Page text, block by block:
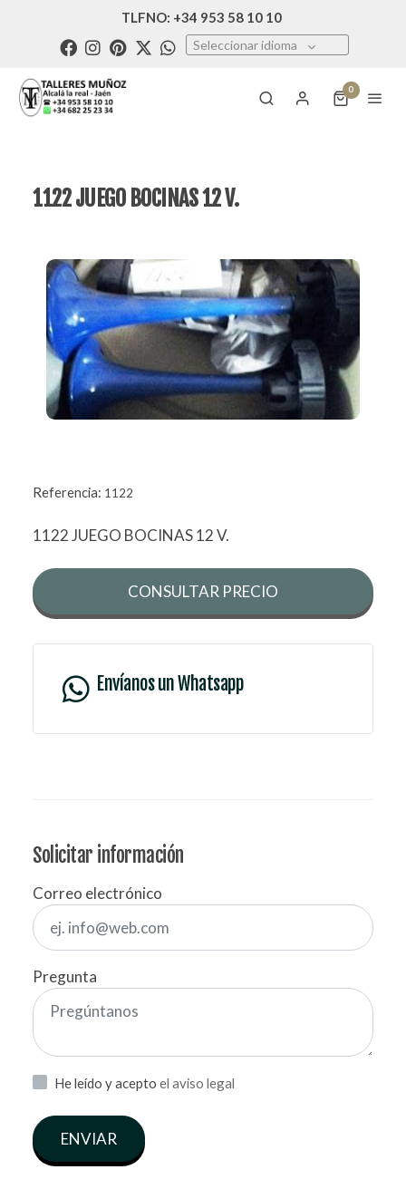
TLFNO: +34 953 58 10 10
Seleccionar idioma
0
1122 JUEGO BOCINAS 12 V.
Referencia: 1122
1122 JUEGO BOCINAS 12 V.
CONSULTAR PRECIO
Envíanos un Whatsapp
Solicitar información
Correo electrónico
Pregunta
He leído y acepto el aviso legal
ENVIAR